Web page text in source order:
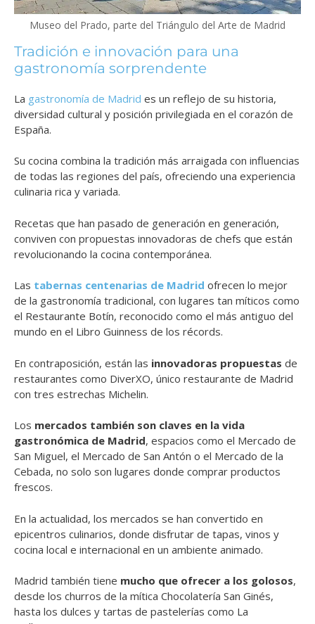
Museo del Prado, parte del Triángulo del Arte de Madrid
Tradición e innovación para una
gastronomía sorprendente
La gastronomía de Madrid es un reflejo de su historia,
diversidad cultural y posición privilegiada en el corazón de
España.
Su cocina combina la tradición más arraigada con influencias
de todas las regiones del país, ofreciendo una experiencia
culinaria rica y variada.
Recetas que han pasado de generación en generación,
conviven con propuestas innovadoras de chefs que están
revolucionando la cocina contemporánea.
Las tabernas centenarias de Madrid ofrecen lo mejor
de la gastronomía tradicional, con lugares tan míticos como
el Restaurante Botín, reconocido como el más antiguo del
mundo en el Libro Guinness de los récords.
En contraposición, están las innovadoras propuestas de
restaurantes como DiverXO, único restaurante de Madrid
con tres estrechas Michelin.
Los mercados también son claves en la vida
gastronómica de Madrid, espacios como el Mercado de
San Miguel, el Mercado de San Antón o el Mercado de la
Cebada, no solo son lugares donde comprar productos
frescos.
En la actualidad, los mercados se han convertido en
epicentros culinarios, donde disfrutar de tapas, vinos y
cocina local e internacional en un ambiente animado.
Madrid también tiene mucho que ofrecer a los golosos,
desde los churros de la mítica Chocolatería San Ginés,
hasta los dulces y tartas de pastelerías como La